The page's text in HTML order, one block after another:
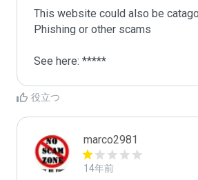
This website could also be
Phishing or other scams
See here: *****
役立つ
marco2981
14年前